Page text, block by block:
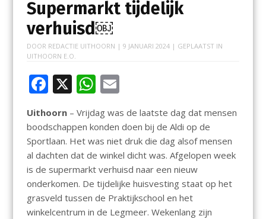
Supermarkt tijdelijk
verhuisd￼
DOOR REDACTIE UITHOORN | 9 JANUARI 2024| GEPLAATST IN
UITHOORN E.O.
F
e
b
o
o
k
X W
at
s
A
p
p
E
m
ai
l
Uithoorn– Vrijdag was de laatste dag dat mensen
boodschappen konden doen bij de Aldi op de
Sportlaan. Het was niet druk die dag alsof mensen
al dachten dat de winkel dicht was. Afgelopen week
is de supermarkt verhuisd naar een nieuw
onderkomen. De tijdelijke huisvesting staat op het
grasveld tussen de Praktijkschool en het
winkelcentrum in de Legmeer. Wekenlang zijn